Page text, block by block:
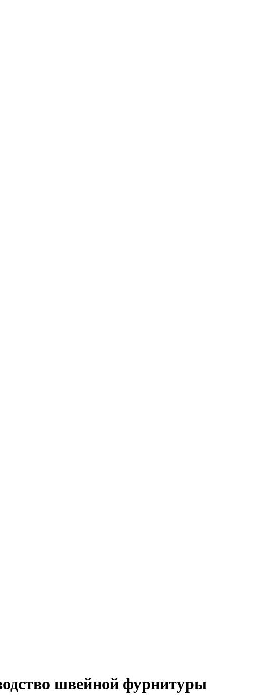
швейной фурнитуры